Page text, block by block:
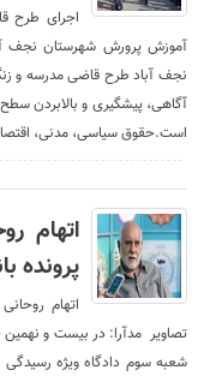
اجرای طرح
نجف آباد طرح قاضی مدرسه و
آگاهی، پیشگیری و بالابردن
است.حقوق سیاسی، مدنی،
اتهام
پرونده
اتهام
تصاویر مدآرا: در بیست و
شعبه سوم دادگاه ویژه